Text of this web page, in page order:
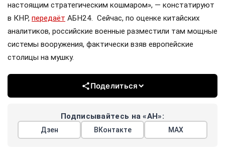
настоящим стратегическим кошмаром», — констатируют
в КНР, передаёт АБН24. Сейчас, по оценке китайских
аналитиков, российские военные разместили там мощные
системы вооружения, фактически взяв европейские
столицы на мушку.
Поделиться
Подписывайтесь на «АН»:
Дзен ВКонтакте МАХ